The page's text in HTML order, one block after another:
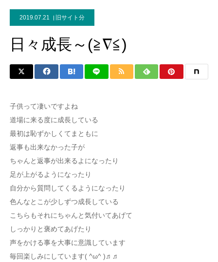
2019.07.21 旧サイト分
日々成長～(≧∇≦)
子供って凄いですよね
道場に来る度に成長している
最初は恥ずかしくてまともに
返事も出来なかった子が
ちゃんと返事が出来るよになったり
足が上がるようになったり
自分から質問してくるようになったり
色んなとこが少しずつ成長している
こちらもそれにちゃんと気付いてあげて
しっかりと褒めてあげたり
声をかける事を大事に意識しています
毎回楽しみにしています( ^ω^ )♬♬